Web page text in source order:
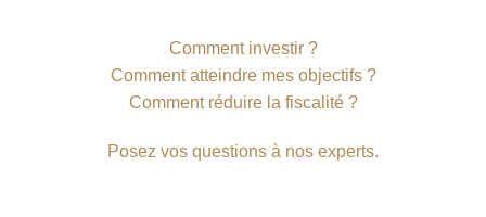
Comment investir ?
Comment atteindre mes objectifs ?
Comment réduire la fiscalité ?
Posez vos questions à nos experts.